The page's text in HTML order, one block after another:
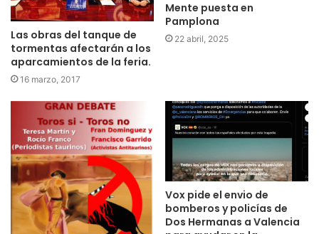
Las obras del tanque de
tormentas afectarán a los
aparcamientos de la feria.
16 marzo, 2017
Mente puesta en
Pamplona
22 abril, 2025
Vox pide el envio de
bomberos y policías de
Dos Hermanas a Valencia